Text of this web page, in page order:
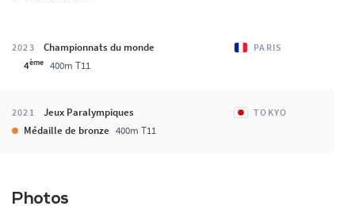
2023 Championnats du monde PARIS
4ème 400m T11
2021 Jeux Paralympiques TOKYO
Médaille de bronze 400m T11
Photos